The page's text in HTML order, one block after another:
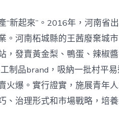
“新起來”。2016年，河南省
。河南柘城縣的王茜廢棄城
，發賣黃金梨、鴨蛋、辣椒
制品brand，吸納一批村平
火爆。實行證實，施展青年
、治理形式和市場戰略，培